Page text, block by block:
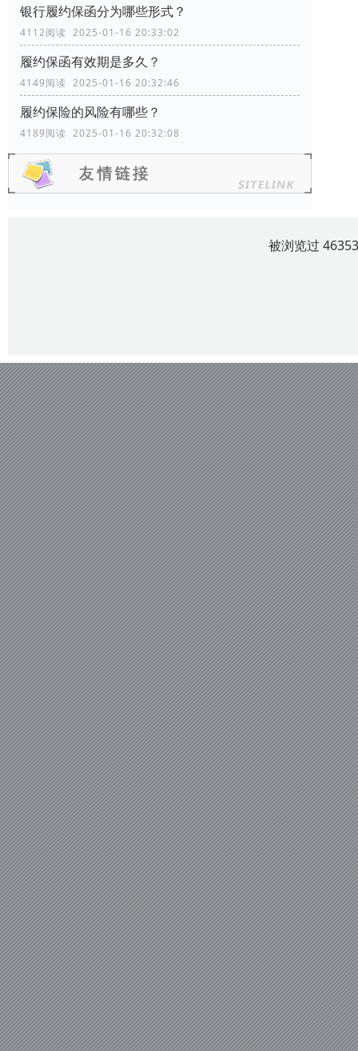
银行履约保函分为哪些形式？
4112阅读 2025-01-16 20:33:02
履约保函有效期是多久？
4149阅读 2025-01-16 20:32:46
履约保险的风险有哪些？
4189阅读 2025-01-16 20:32:08
被浏览过